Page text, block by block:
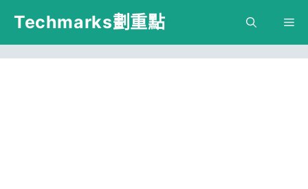
跳
主
Techmarks劃重點